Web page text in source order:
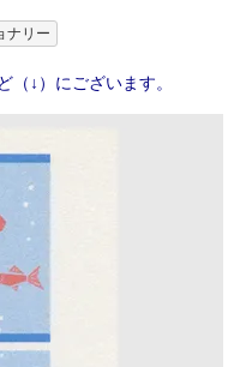
ナリー
（↓）にございます。